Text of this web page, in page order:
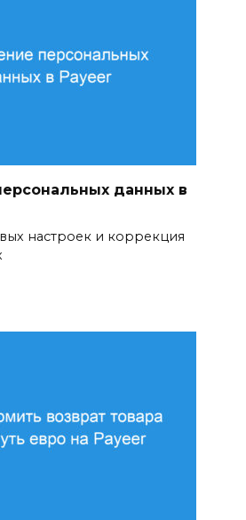
данных в
настроек и коррекция